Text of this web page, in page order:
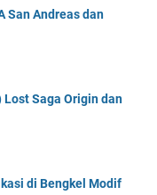
San Andreas dan
Lost Saga Origin dan
di Bengkel Modif